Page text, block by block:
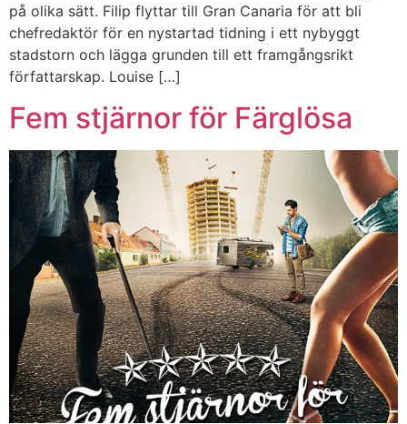
på olika sätt. Filip flyttar till Gran Canaria för att bli
chefredaktör för en nystartad tidning i ett nybyggt
stadstorn och lägga grunden till ett framgångsrikt
författarskap. Louise […]
Fem stjärnor för Färglösa